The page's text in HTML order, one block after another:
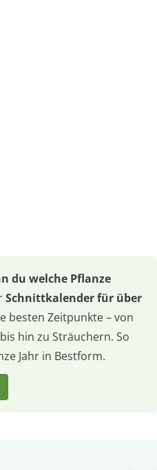
du welche Pflanze
Schnittkalender für über
besten Zeitpunkte – von
hin zu Sträuchern. So
Jahr in Bestform.